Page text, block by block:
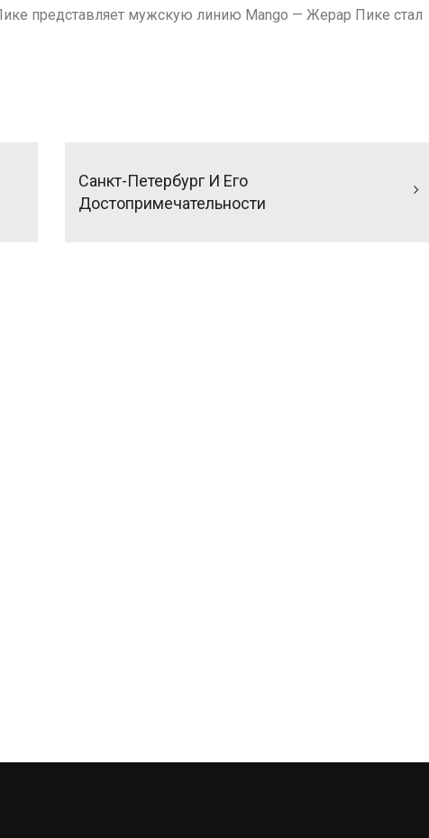
представляет мужскую линию Mango — Жерар Пике стал
Санкт-Петербург И Его
Достопримечательности